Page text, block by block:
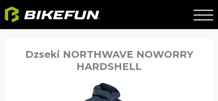
Dzseki NORTHWAVE NOWORRY
HARDSHELL